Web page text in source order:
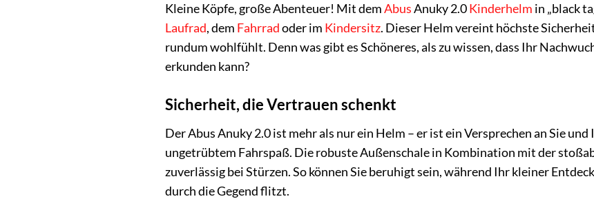
Kleine Köpfe, große Abenteuer! Mit demAbusAnuky 2.0Kinderhelm in „black
Laufrad, dem Fahrradoder im Kindersitz. Dieser Helm vereint höchste
rundum wohlfühlt. Denn was gibt es Schöneres, als zu wissen, dass Ihr
erkunden kann?
Sicherheit, die Vertrauen schenkt
Der Abus Anuky 2.0 ist mehr als nur ein Helm – er ist ein Versprechen an Sie
ungetrübtem Fahrspaß. Die robuste Außenschale in Kombination mit der
zuverlässig bei Stürzen. So können Sie beruhigt sein, während Ihr kleiner
durch die Gegend flitzt.